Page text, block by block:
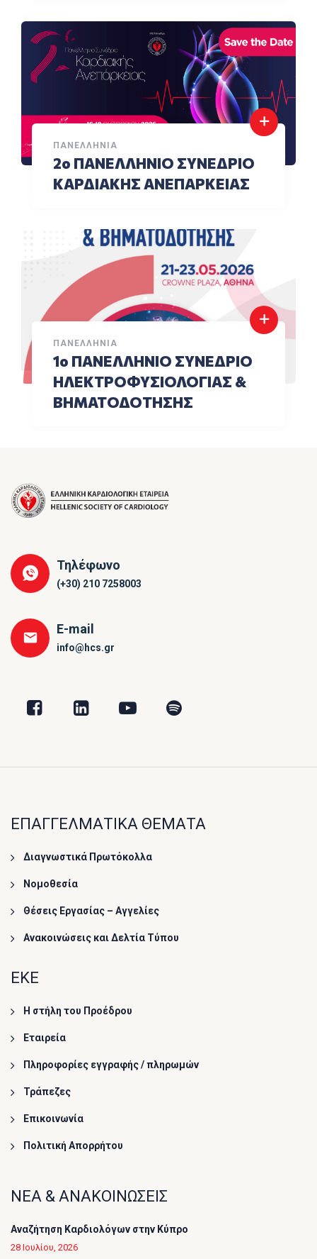
ΠΑΝΕΛΛΉΝΙΑ
2ο ΠΑΝΕΛΛΗΝΙΟ ΣΥΝΕΔΡΙΟ
ΚΑΡΔΙΑΚΗΣ ΑΝΕΠΑΡΚΕΙΑΣ
ΠΑΝΕΛΛΉΝΙΑ
1ο ΠΑΝΕΛΛΗΝΙΟ ΣΥΝΕΔΡΙΟ
ΗΛΕΚΤΡΟΦΥΣΙΟΛΟΓΙΑΣ &
ΒΗΜΑΤΟΔΟΤΗΣΗΣ
Τηλέφωνο
(+30) 210 7258003
E-mail
info@hcs.gr
ΕΠΑΓΓΕΛΜΑΤΙΚΑ ΘΕΜΑΤΑ
Διαγνωστικά Πρωτόκολλα
Νομοθεσία
Θέσεις Εργασίας – Αγγελίες
Ανακοινώσεις και Δελτία Τύπου
ΕΚΕ
Η στήλη του Προέδρου
Εταιρεία
Πληροφορίες εγγραφής / πληρωμών
Τράπεζες
Επικοινωνία
Πολιτική Απορρήτου
ΝΕΑ & ΑΝΑΚΟΙΝΩΣΕΙΣ
Αναζήτηση Καρδιολόγων στην Κύπρο
28 Ιουλίου, 2026